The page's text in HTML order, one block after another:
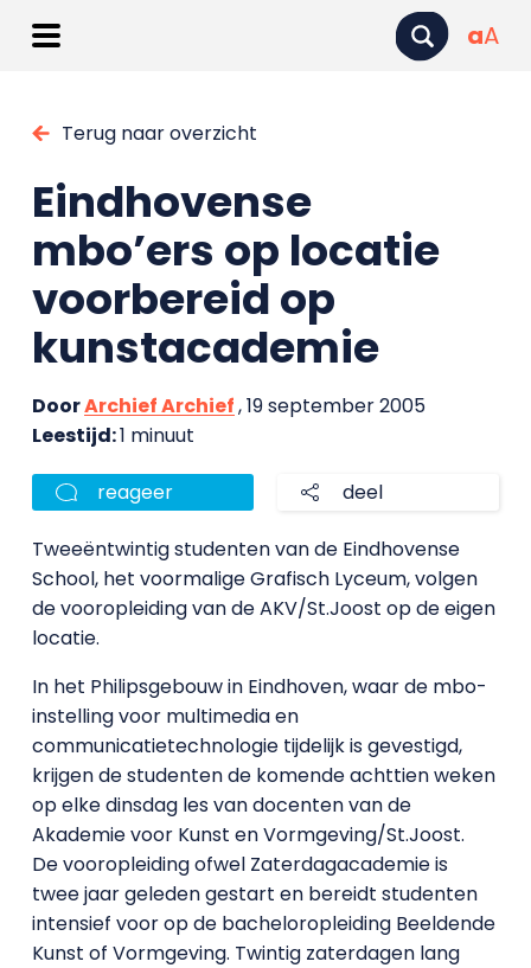
aA
Terug naar overzicht
Eindhovense
mbo’ers op locatie
voorbereid op
kunstacademie
DoorArchief Archief, 19 september 2005
Leestijd:1 minuut
reageer deel
Tweeëntwintig studenten van de Eindhovense
School, het voormalige Grafisch Lyceum, volgen
de vooropleiding van de AKV/St.Joost op de eigen
locatie.
In het Philipsgebouw in Eindhoven, waar de mbo-
instelling voor multimedia en
communicatietechnologie tijdelijk is gevestigd,
krijgen de studenten de komende achttien weken
op elke dinsdag les van docenten van de
Akademie voor Kunst en Vormgeving/St.Joost.
De vooropleiding ofwel Zaterdagacademie is
twee jaar geleden gestart en bereidt studenten
intensief voor op de bacheloropleiding Beeldende
Kunst of Vormgeving. Twintig zaterdagen lang